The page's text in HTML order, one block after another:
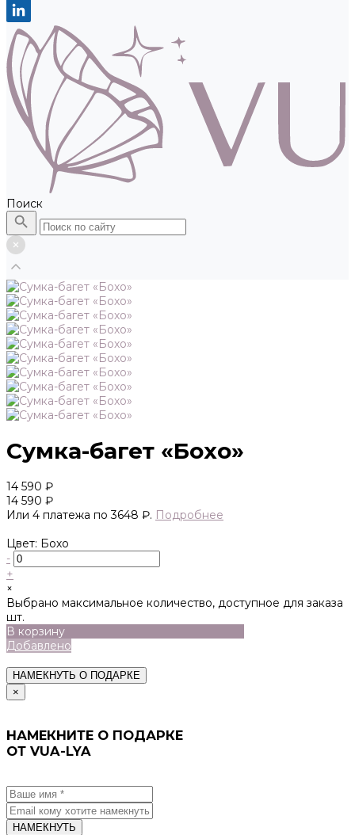
Поиск
Сумка-багет «Бохо»
14 590 ₽
14 590 ₽
Или 4 платежа по 3648 ₽. Подробнее
Цвет: Бохо
-
+
×
Выбрано максимальное количество, доступное для заказа
шт.
В корзину
Добавлено
НАМЕКНУТЬ О ПОДАРКЕ
×
НАМЕКНИТЕ О ПОДАРКЕ
ОТ VUA-LYA
НАМЕКНУТЬ